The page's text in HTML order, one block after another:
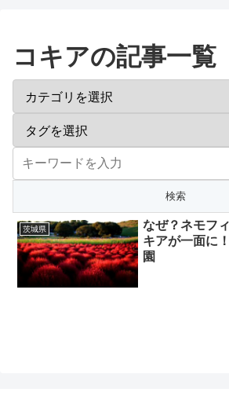
コキアの記事一覧
茨城県
なぜ？ネモフ
キアが一面に
園